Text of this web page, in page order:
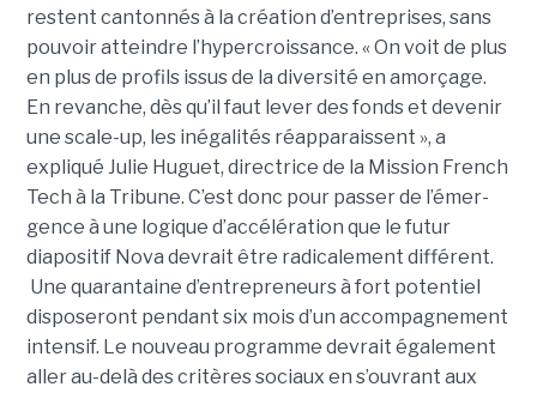
restent cantonnés à la créa­tion d’entre­prises, sans
pouvoir atteindre l’hyper­crois­sance. « On voit de plus
en plus de pro­fils issus de la diver­sité en amorçage.
En revanche, dès qu’il faut lever des fonds et deve­nir
une scale-up, les inéga­li­tés réap­pa­raissent », a
expliqué Julie Huguet, directrice de la Mission French
Tech à la Tribune. C’est donc pour passer de l’émer­
gence à une logique d’accé­lé­ra­tion que le futur
diapositif Nova devrait être radi­ca­le­ment dif­fé­rent.
Une qua­ran­taine d’entre­pre­neurs à fort poten­tiel
disposeront pen­dant six mois d’un accom­pa­gne­ment
inten­sif. Le nouveau pro­gramme devrait également
aller au-delà des critères sociaux en s’ouvrant aux